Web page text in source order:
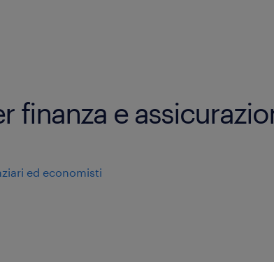
finanza e
ed economisti